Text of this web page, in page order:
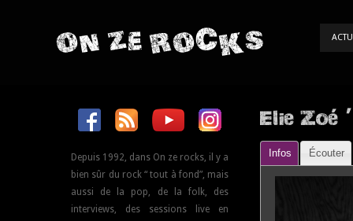
ON ZE ROCKS
Depuis 1992, dans On ze rocks, il y a
bien sûr du rock “ tout à fond”, mais
aussi de la pop, de la folk, des
interviews, des sessions live en
Elie Zoé
Infos Écouter